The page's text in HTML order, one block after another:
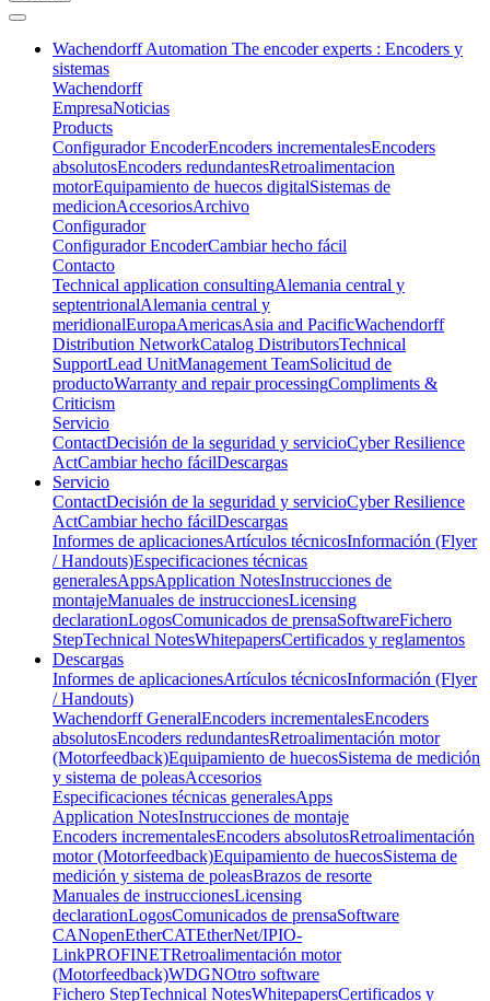
Wachendorff Automation The encoder experts : Encoders y
sistemas
Wachendorff
EmpresaNoticias
Products
Configurador EncoderEncoders incrementalesEncoders
absolutosEncoders redundantesRetroalimentacion
motorEquipamiento de huecos digitalSistemas de
medicionAccesoriosArchivo
Configurador
Configurador EncoderCambiar hecho fácil
Contacto
Technical application consultingAlemania central y
septentrionalAlemania central y
meridionalEuropaAmericasAsia and PacificWachendorff
Distribution NetworkCatalog DistributorsTechnical
SupportLead UnitManagement TeamSolicitud de
productoWarranty and repair processingCompliments &
Criticism
Servicio
ContactDecisión de la seguridad y servicioCyber Resilience
ActCambiar hecho fácilDescargas
Servicio
ContactDecisión de la seguridad y servicioCyber Resilience
ActCambiar hecho fácilDescargas
Informes de aplicacionesArtículos técnicosInformación (Flyer
/ Handouts)Especificaciones técnicas
generalesAppsApplication NotesInstrucciones de
montajeManuales de instruccionesLicensing
declarationLogosComunicados de prensaSoftwareFichero
StepTechnical NotesWhitepapersCertificados y reglamentos
Descargas
Informes de aplicacionesArtículos técnicosInformación (Flyer
/ Handouts)
Wachendorff GeneralEncoders incrementalesEncoders
absolutosEncoders redundantesRetroalimentación motor
(Motorfeedback)Equipamiento de huecosSistema de medición
y sistema de poleasAccesorios
Especificaciones técnicas generalesApps
Application NotesInstrucciones de montaje
Encoders incrementalesEncoders absolutosRetroalimentación
motor (Motorfeedback)Equipamiento de huecosSistema de
medición y sistema de poleasBrazos de resorte
Manuales de instruccionesLicensing
declarationLogosComunicados de prensaSoftware
CANopenEtherCATEtherNet/IPIO-
LinkPROFINETRetroalimentación motor
(Motorfeedback)WDGNOtro software
Fichero StepTechnical NotesWhitepapersCertificados y